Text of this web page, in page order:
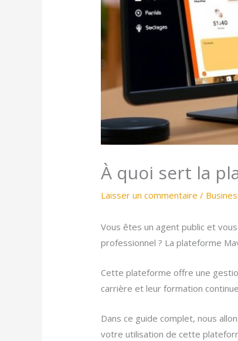
À quoi sert la
Laisser un commentaire /
Vous êtes un agent public et
professionnel ? La plateforme
Cette plateforme offre une
carrière et leur formation
Dans ce guide complet, nous
votre utilisation de cette